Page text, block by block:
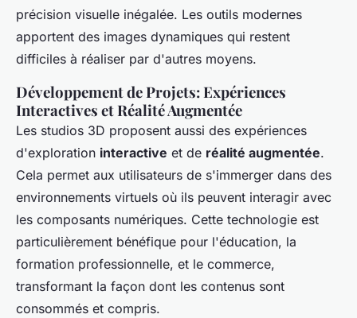
précision visuelle inégalée. Les outils modernes
apportent des images dynamiques qui restent
difficiles à réaliser par d'autres moyens.
Développement de Projets: Expériences
Interactives et Réalité Augmentée
Les studios 3D proposent aussi des expériences
d'exploration interactive et de réalité augmentée.
Cela permet aux utilisateurs de s'immerger dans des
environnements virtuels où ils peuvent interagir avec
les composants numériques. Cette technologie est
particulièrement bénéfique pour l'éducation, la
formation professionnelle, et le commerce,
transformant la façon dont les contenus sont
consommés et compris.